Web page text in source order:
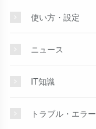
使い方・設定
ニュース
IT知識
トラブル・エラー